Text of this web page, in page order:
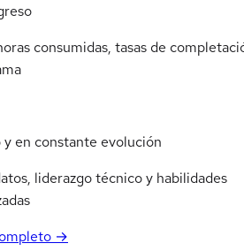
consumidas, tasas de
en constante evolución
liderazgo técnico y habilidades
→